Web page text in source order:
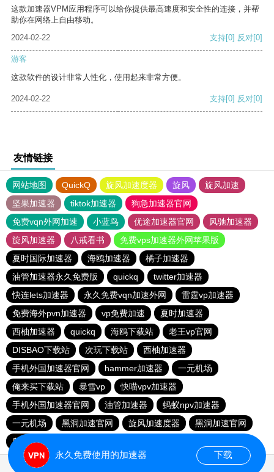
这款加速器VPM应用程序可以给你提供最高速度和安全性的连接，并帮
助你在网络上自由移动。
2024-02-22
支持[0] 反对[0]
游客
这款软件的设计非常人性化，使用起来非常方便。
2024-02-22 支持[0] 反对[0]
友情链接
网站地图 QuickQ 旋风加速度器 旋风
旋风加速
坚果加速器
tiktok加速器
狗急加速器官网
免费vqn外网加速
小蓝鸟 优途加速器官网
风驰加速器
旋风加速器
八戒看书
免费vps加速器外网苹果版
夏时国际加速器
海鸥加速器
橘子加速器
油管加速器永久免费版
quickq
twitter加速器
快连lets加速器
永久免费vqn加速外网
雷霆vp加速器
免费海外pvn加速器
vp免费加速
夏时加速器
西柚加速器
quickq 海鸥下载站
老王vp官网
DISBAO下载站
次玩下载站
西柚加速器
手机外国加速器官网
hammer加速器
一元机场
俺来买下载站
暴雪vp
快喵vpv加速器
手机外国加速器官网
油管加速器
蚂蚁npv加速器
一元机场
黑洞加速官网 旋风加速度器
黑洞加速官网
爬墙专用加速器
永久免费使用的加速器 下载